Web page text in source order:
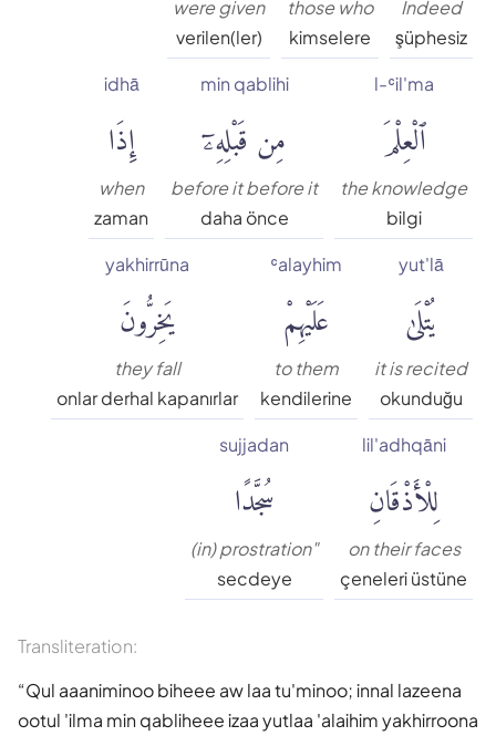
Suat Yıldırım
Süleyman Ateş
Yaşar Nuri Öztürk
Indeed
şüphesiz
those who
kimselere
were given
verilen(ler)
l-ʿil'ma
ٱلْعِلْمَ
the knowledge
bilgi
min qablihi
مِن قَبْلِهِۦٓ
before it before it
daha önce
idhā
إِذَا
when
zaman
yut'lā
يُتْلَىٰ
it is recited
okunduğu
ʿalayhim
عَلَيْهِمْ
to them
kendilerine
yakhirrūna
يَخِرُّونَ
they fall
onlar derhal kapanırlar
lil'adhqāni
لِلْأَذْقَانِ
on their faces
çeneleri üstüne
sujjadan
سُجَّدًا
(in) prostration"
secdeye
Transliteration:
Qul aaaniminoo biheee aw laa tu'minoo; innal lazeena
ootul 'ilma min qabliheee izaa yutlaa 'alaihim yakhirroona